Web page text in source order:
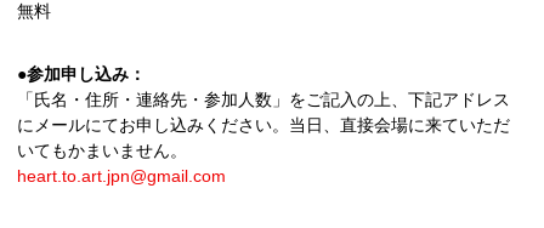
無料
●参加申し込み：
「氏名・住所・連絡先・参加人数」をご記入の上、下記アドレス
にメールにてお申し込みください。当日、直接会場に来ていただ
いてもかまいません。
heart.to.art.jpn@gmail.com